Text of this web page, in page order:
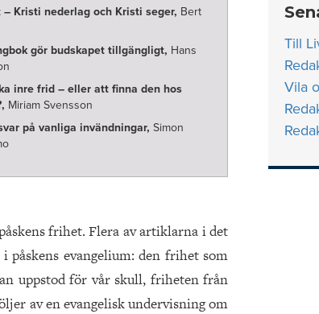
– Kristi nederlag och Kristi seger, Bert
gör budskapet tillgängligt, Hans
inre frid – eller att finna den hos
Miriam Svensson
på vanliga invändningar, Simon
frihet. Flera av artiklarna i det
påskens evangelium: den frihet som
uppstod för vår skull, friheten från
av en evangelisk undervisning om
Till
Vila